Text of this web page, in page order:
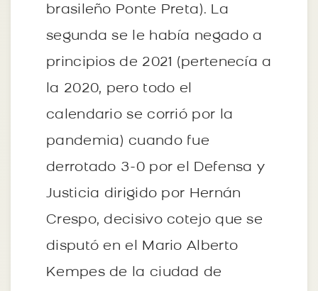
brasileño Ponte Preta). La
segunda se le había negado a
principios de 2021 (pertenecía a
la 2020, pero todo el
calendario se corrió por la
pandemia) cuando fue
derrotado 3-0 por el Defensa y
Justicia dirigido por Hernán
Crespo, decisivo cotejo que se
disputó en el Mario Alberto
Kempes de la ciudad de